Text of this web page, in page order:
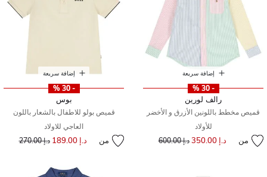
إضافة سريعة
- 30 %
رالف لورين
قميص مخطط باللونين الأزرق و الأخضر
للأولاد
من د.إ 350.00 سعر مخفض مند.إ 600.00
إضافة سريعة
- 30 %
بوس
قميص بولو للاطفال بالشعار باللون
العاجي للاولاد
من د.إ 189.00 سعر مخفض من
د.إ 270.00 إلى